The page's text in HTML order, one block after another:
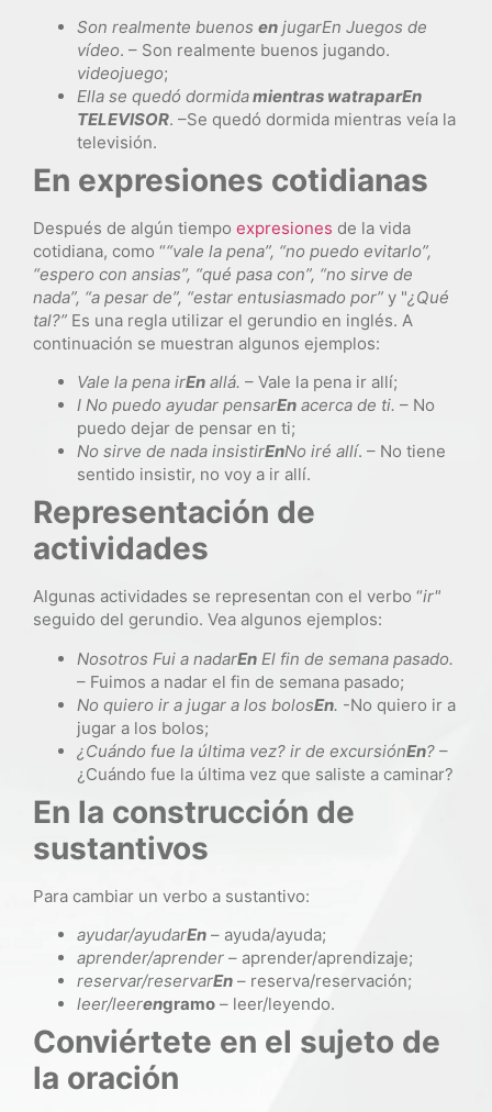
Son realmente buenos en jugarEn Juegos de
vídeo. – Son realmente buenos jugando.
videojuego;
Ella se quedó dormidamientras watraparEn
TELEVISOR. –Se quedó dormida mientras veía la
televisión.
En expresiones cotidianas
Después de algún tiempo expresiones de la vida
cotidiana, como ““vale la pena”, “no puedo evitarlo”,
“espero con ansias”, “qué pasa con”, “no sirve de
nada”, “a pesar de”, “estar entusiasmado por” y "¿Qué
tal?” Es una regla utilizar el gerundio en inglés. A
continuación se muestran algunos ejemplos:
Vale la pena irEn allá. – Vale la pena ir allí;
I No puedo ayudar pensarEn acerca de ti. – No
puedo dejar de pensar en ti;
No sirve de nada insistirEnNo iré allí. – No tiene
sentido insistir, no voy a ir allí.
Representación de
actividades
Algunas actividades se representan con el verbo “ir"
seguido del gerundio. Vea algunos ejemplos:
Nosotros Fui a nadarEn El fin de semana pasado.
– Fuimos a nadar el fin de semana pasado;
No quiero ir a jugar a los bolosEn. -No quiero ir a
jugar a los bolos;
¿Cuándo fue la última vez? ir de excursiónEn? –
¿Cuándo fue la última vez que saliste a caminar?
En la construcción de
sustantivos
Para cambiar un verbo a sustantivo:
ayudar/ayudarEn – ayuda/ayuda;
aprender/aprender – aprender/aprendizaje;
reservar/reservarEn – reserva/reservación;
leer/leerengramo – leer/leyendo.
Conviértete en el sujeto de
la oración